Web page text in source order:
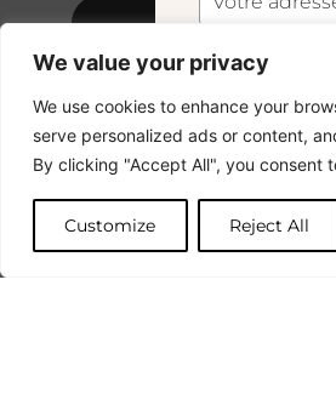
We value your privacy
We use cookies to enhance your
serve personalized ads or content,
By clicking "Accept All", you consent
Customize Reject All
Monk Head Dominic
S'abonner
Copyright © 2024 – © La
Toutes les créations, tous les designs
protégés par le droit d’auteur et
Photos non
Vous voulez rester